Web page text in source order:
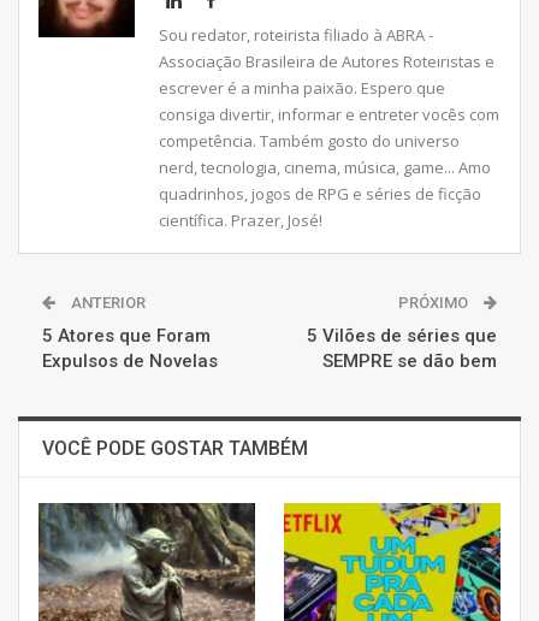
Sou redator, roteirista filiado à ABRA -
Associação Brasileira de Autores Roteiristas e
escrever é a minha paixão. Espero que
consiga divertir, informar e entreter vocês com
competência. Também gosto do universo
nerd, tecnologia, cinema, música, game... Amo
quadrinhos, jogos de RPG e séries de ficção
científica. Prazer, José!
ANTERIOR
5 Atores que Foram
Expulsos de Novelas
PRÓXIMO
5 Vilões de séries que
SEMPRE se dão bem
VOCÊ PODE GOSTAR TAMBÉM